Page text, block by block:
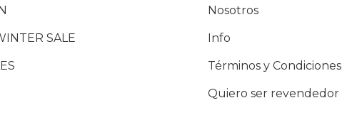
SALE
Nosotros
Info
Términos y Condiciones
Quiero ser revendedor